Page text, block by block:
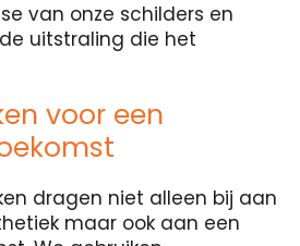
van onze schilders en
uitstraling die het
voor een
dragen niet alleen bij aan
maar ook aan een